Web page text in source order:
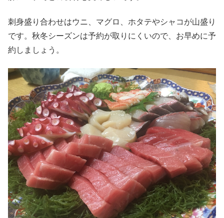
刺身盛り合わせはウニ、マグロ、ホタテやシャコが山盛り
です。秋冬シーズンは予約が取りにくいので、お早めに予
約しましょう。